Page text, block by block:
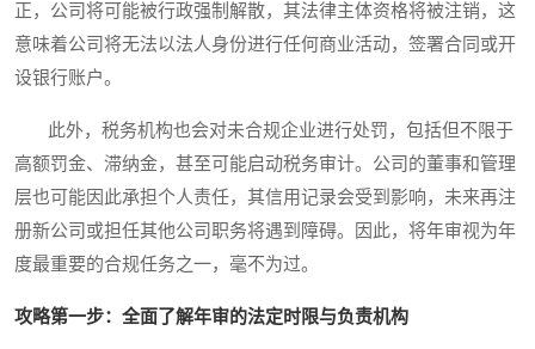
正，公司将可能被行政强制解散，其法律主体资格将被注销，这
意味着公司将无法以法人身份进行任何商业活动，签署合同或开
设银行账户。
此外，税务机构也会对未合规企业进行处罚，包括但不限于
高额罚金、滞纳金，甚至可能启动税务审计。公司的董事和管理
层也可能因此承担个人责任，其信用记录会受到影响，未来再注
册新公司或担任其他公司职务将遇到障碍。因此，将年审视为年
度最重要的合规任务之一，毫不为过。
攻略第一步：全面了解年审的法定时限与负责机构